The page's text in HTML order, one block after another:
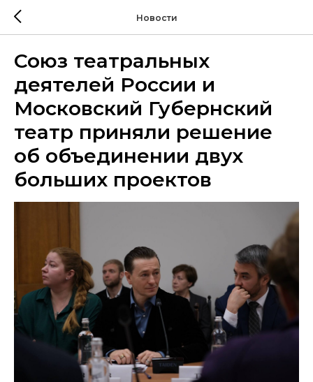
Новости
Союз театральных
деятелей России и
Московский Губернский
театр приняли решение
об объединении двух
больших проектов